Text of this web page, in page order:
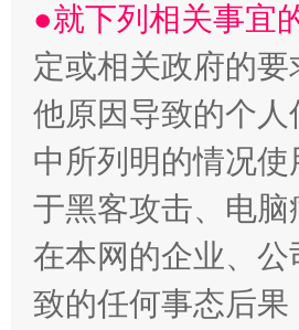
站台名比不上好声名
●就下列相关事宜
定或相关政府的
他原因导致的个人
中所列明的情况
于黑客攻击、电
在本网的企业、
致的任何事态后果